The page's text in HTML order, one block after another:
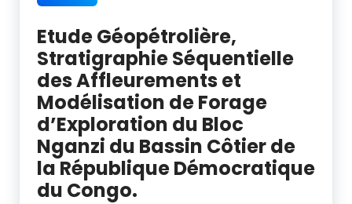
Etude Géopétrolière,
Stratigraphie Séquentielle
des Affleurements et
Modélisation de Forage
d’Exploration du Bloc
Nganzi du Bassin Côtier de
la République Démocratique
du Congo.